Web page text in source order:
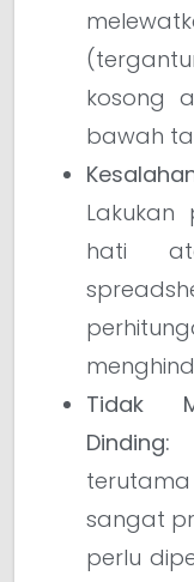
kosong
bawah
Lakukan
hati
Tidak
Dinding:
sangat
perlu